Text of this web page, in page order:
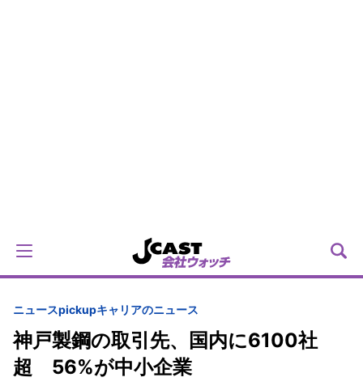
ニュースpickupキャリアのニュース
神戸製鋼の取引先、国内に6100社
超 56%が中小企業